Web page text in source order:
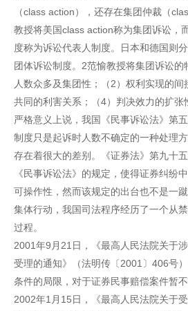
（class action），还存在集团仲裁（
教授将美国class action称为集团诉讼，
度称为诉讼代表人制度。日本和德国则
团体诉讼制度。2范愉教授将集团诉讼的
人数众多及集团性；（2）权利实现的
共同的利害关系；（4）判决效力的扩张
严格意义上说，我国《民事诉讼法》第
制度只是起诉时人数不确定的一种处理
存在着很大的差别。《证券法》第九十
《民事诉讼法》的规定，使得证券纠纷
可操作性，然而该规定的出台也不是一
集体行动，我国司法程序经历了一个从
过程。
2001年9月21日，《最高人民法院关于
受理的通知》（法明传〔2001〕406号
条件的局限，对于证券民事赔偿案件暂
2002年1月15日，《最高人民法院关于